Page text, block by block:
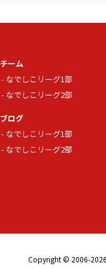
チーム
なでしこリーグ1部
なでしこリーグ2部
ブログ
なでしこリーグ1部
なでしこリーグ2部
Copyright © 2006-